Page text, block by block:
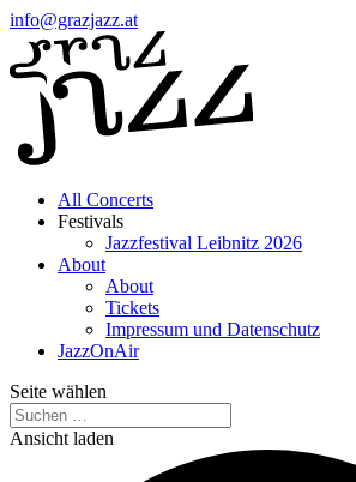
info@grazjazz.at
All Concerts
Festivals
Jazzfestival Leibnitz 2026
About
About
Tickets
Impressum und Datenschutz
JazzOnAir
Seite wählen
Ansicht laden